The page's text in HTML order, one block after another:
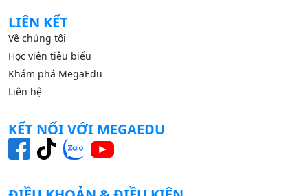
LIÊN KẾT
Về chúng tôi
Học viên tiêu biểu
Khám phá MegaEdu
Liên hệ
KẾT NỐI VỚI MEGAEDU